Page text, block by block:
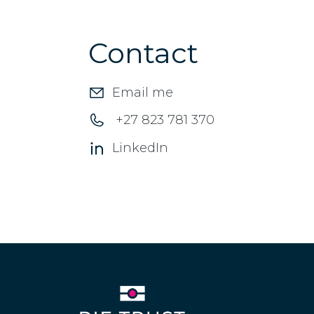
Contact
Email me
+27 823 781 370
LinkedIn